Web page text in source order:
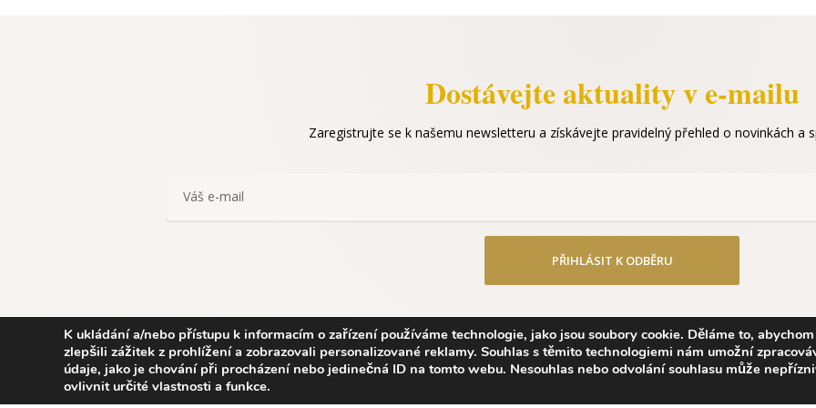
Dostávejte aktuality v e-mailu
Zaregistrujte se k našemu newsletteru a získávejte pravidelný přehled o novinkách a
PŘIHLÁSIT K ODBĚRU
K ukládání a/nebo přístupu k informacím o zařízení používáme technologie, jako jsou soubory cookie. Děláme to, abychom
zlepšili zážitek z prohlížení a zobrazovali personalizované reklamy. Souhlas s těmito technologiemi nám umožní
údaje, jako je chování při procházení nebo jedinečná ID na tomto webu. Nesouhlas nebo odvolání souhlasu může
ovlivnit určité vlastnosti a funkce.